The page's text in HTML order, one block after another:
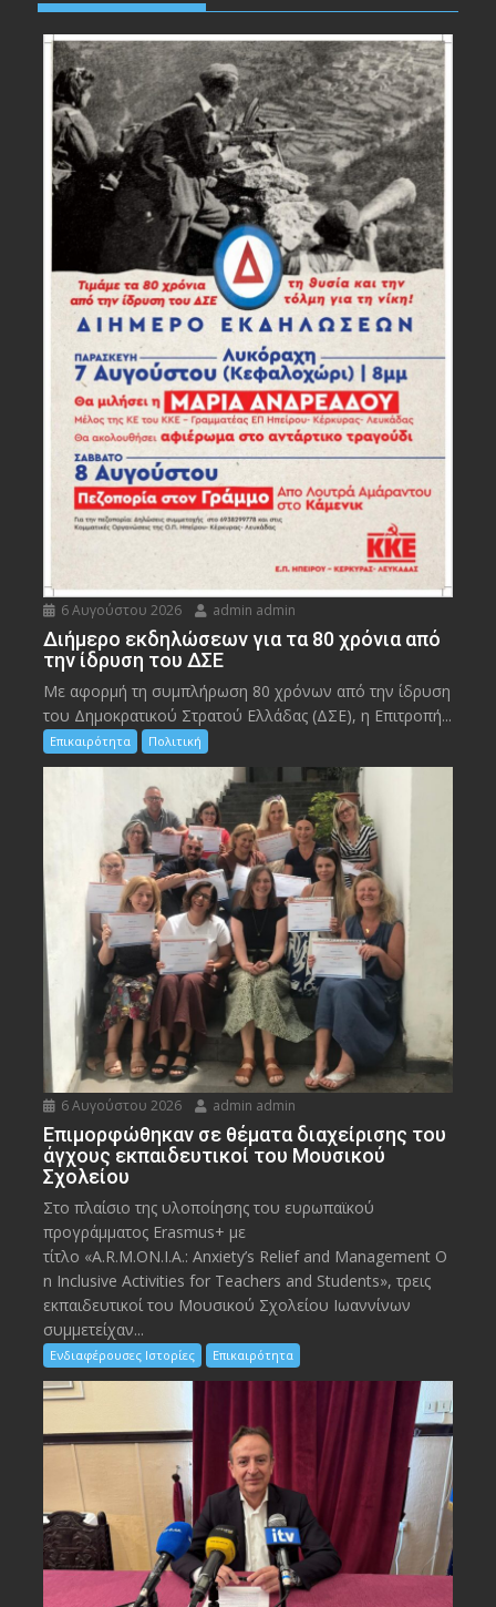
6 Αυγούστου 2026 admin admin
Διήμερο εκδηλώσεων για τα 80 χρόνια από
την ίδρυση του ΔΣΕ
Με αφορμή τη συμπλήρωση 80 χρόνων από την ίδρυση
του Δημοκρατικού Στρατού Ελλάδας (ΔΣΕ), η Επιτροπή...
Επικαιρότητα Πολιτική
6 Αυγούστου 2026 admin admin
Eπιμορφώθηκαν σε θέματα διαχείρισης του
άγχους εκπαιδευτικοί του Μουσικού
Σχολείου
Στο πλαίσιο της υλοποίησης του ευρωπαϊκού
προγράμματος Erasmus+ με
τίτλο «A.R.M.ON.I.A.: Anxiety’s Relief and Management O
n Inclusive Activities for Teachers and Students», τρεις
εκπαιδευτικοί του Μουσικού Σχολείου Ιωαννίνων
συμμετείχαν...
Ενδιαφέρουσες Ιστορίες Επικαιρότητα